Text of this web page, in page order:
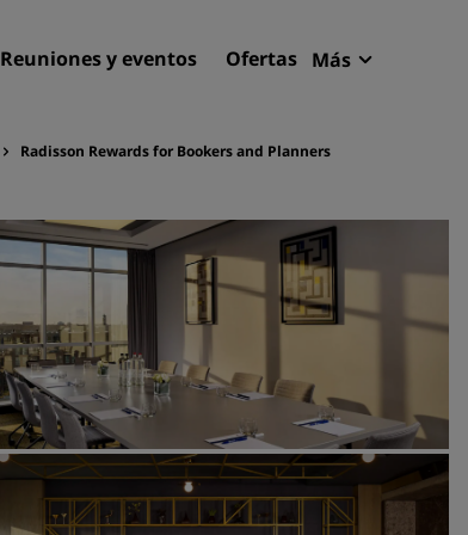
Reuniones y eventos Ofertas Más
Destinos
Apartahoteles
Hoteles nuevos y de próxima
apertura
Reuniones y eventos
Descubre Radisson Meetings
Radisson Rewards for Bookers and Planners